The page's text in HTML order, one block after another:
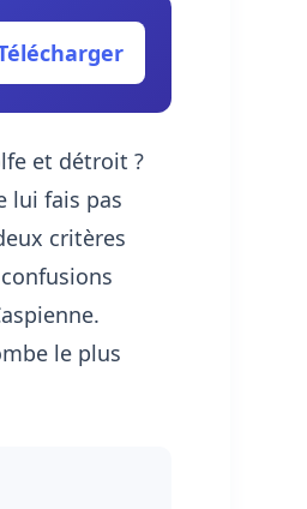
et détroit ?
lui fais pas
critères
le plus